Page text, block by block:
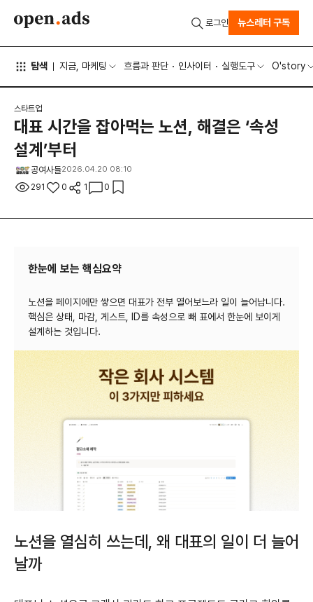
탐색 지금, 마케팅 흐름과 판단 인사이터 실행도구 O'story
로그인 뉴스레터 구독
스타트업
대표 시간을 잡아먹는 노션, 해결은 ‘속성
설계’부터
공여사들2026.04.20 08:10
291 0 1 0
한눈에 보는 핵심요약
노션을 페이지에만 쌓으면 대표가 전부 열어보느라 일이 늘어납니다.
핵심은 상태, 마감, 게스트, ID를 속성으로 빼 표에서 한눈에 보이게
노션을 열심히 쓰는데, 왜 대표의 일이 더 늘어
날까